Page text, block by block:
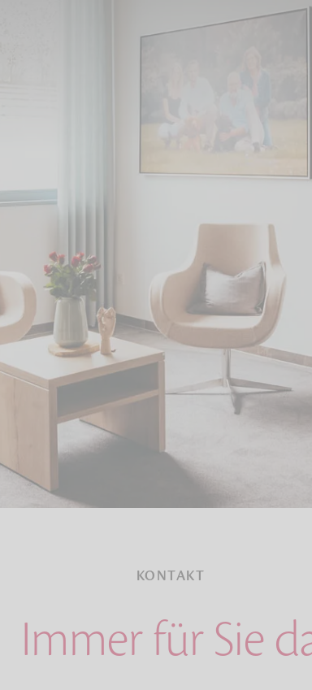
KONTAKT
Immer für Sie